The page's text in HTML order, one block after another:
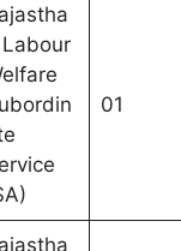
01